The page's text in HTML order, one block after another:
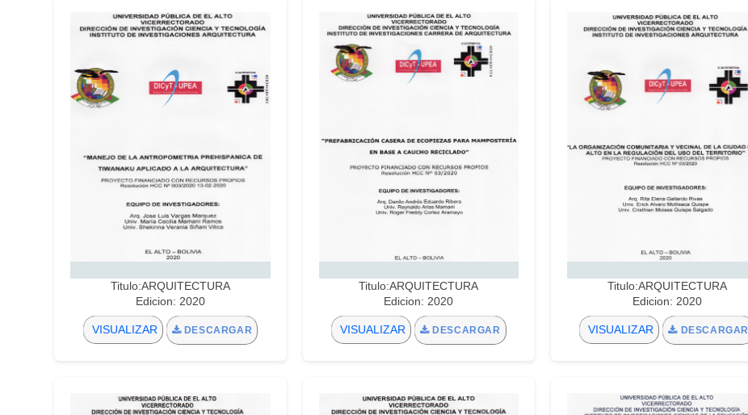
Titulo:ARQUITECTURA
Edicion: 2020
VISUALIZAR DESCARGAR
Titulo:ARQUITECTURA
Edicion: 2020
VISUALIZAR DESCARGAR
Titulo:ARQUITECTURA
Edicion: 2020
VISUALIZAR DESCARGAR